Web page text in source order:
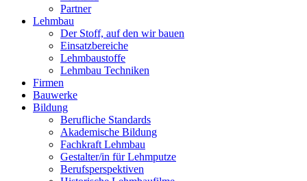
Partner
Lehmbau
Der Stoff, auf den wir bauen
Einsatzbereiche
Lehmbaustoffe
Lehmbau Techniken
Firmen
Bauwerke
Bildung
Berufliche Standards
Akademische Bildung
Fachkraft Lehmbau
Gestalter/in für Lehmputze
Berufsperspektiven